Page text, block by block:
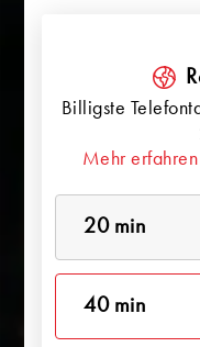
Billigste
Mehr erfahren
20 min
40 min